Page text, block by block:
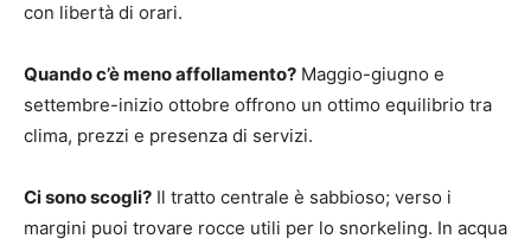
con libertà di orari.
Quando c’è meno affollamento? Maggio-giugno e
settembre-inizio ottobre offrono un ottimo equilibrio tra
clima, prezzi e presenza di servizi.
Ci sono scogli? Il tratto centrale è sabbioso; verso i
margini puoi trovare rocce utili per lo snorkeling. In acqua